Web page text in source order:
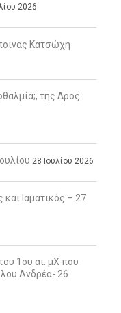
2026
Κατσώχη
της Δρος
28 Ιουλίου 2026
Ιαματικός – 27
1ου αι. μΧ που
Ανδρέα- 26